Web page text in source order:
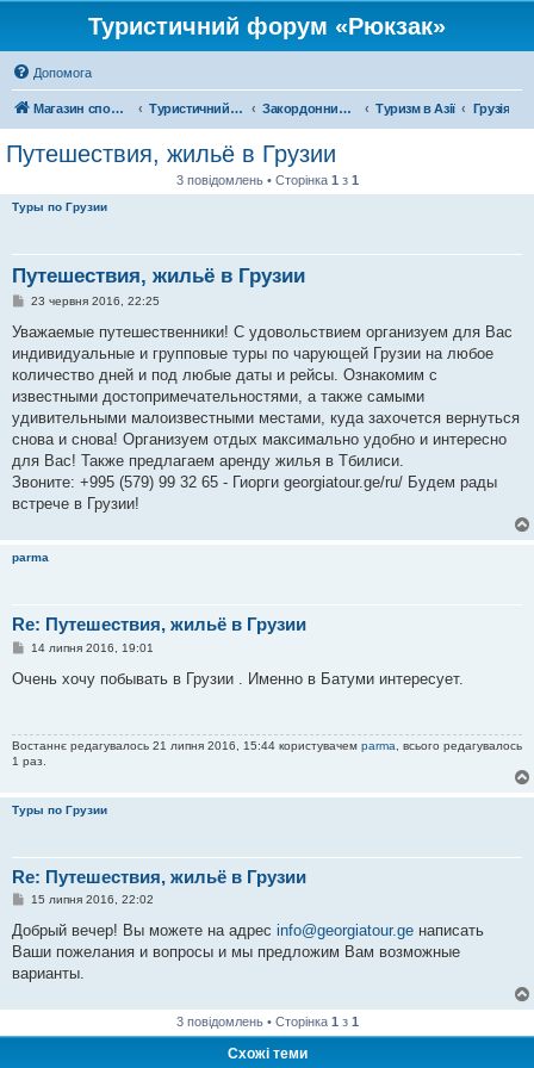
Туристичний форум «Рюкзак»
Допомога
Магазин спорядження Туристичний форум «Рюкзак» Закордонний туризм Туризм в Азії Грузія
Путешествия, жильё в Грузии
3 повідомлень • Сторінка 1 з 1
Туры по Грузии
Путешествия, жильё в Грузии
П
в
д
о
л
е
н
н
я
23 червня 2016, 22:25
Уважаемые путешественники! С удовольствием организуем для Вас
индивидуальные и групповые туры по чарующей Грузии на любое
количество дней и под любые даты и рейсы. Ознакомим с
известными достопримечательностями, а также самыми
удивительными малоизвестными местами, куда захочется вернуться
снова и снова! Организуем отдых максимально удобно и интересно
для Вас! Также предлагаем аренду жилья в Тбилиси.
Звоните: +995 (579) 99 32 65 - Гиорги georgiatour.ge/ru/ Будем рады
встрече в Грузии!
parma
Re: Путешествия, жильё в Грузии
П
в
м
л
е
14 липня 2016, 19:01
Очень хочу побывать в Грузии . Именно в Батуми интересует.
Востаннє редагувалось 21 липня 2016, 15:44 користувачем parma , всього редагувалось
1 раз.
Туры по Грузии
Re: Путешествия, жильё в Грузии
П
в
д
о
м
е
н
15 липня 2016, 22:02
Добрый вечер! Вы можете на адрес info@georgiatour.ge написать
Ваши пожелания и вопросы и мы предложим Вам возможные
варианты.
3 повідомлень • Сторінка 1 з 1
Схожі теми